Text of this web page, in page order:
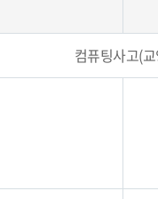
컴퓨팅사고(